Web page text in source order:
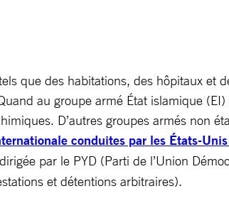
que des habitations, des hôpitaux et
au groupe armé État islamique
D’autres groupes armés non
conduites par les États-
par le PYD (Parti de l’Union
et détentions arbitraires).